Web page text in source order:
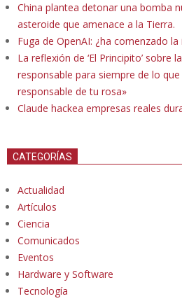
China plantea detonar una bomba
asteroide que amenace a la Tierra.
Fuga de OpenAI: ¿ha comenzado
La reflexión de ‘El Principito’ sobre
responsable para siempre de lo
responsable de tu rosa»
Claude hackea empresas reales
CATEGORÍAS
Actualidad
Artículos
Ciencia
Comunicados
Eventos
Hardware y Software
Tecnología